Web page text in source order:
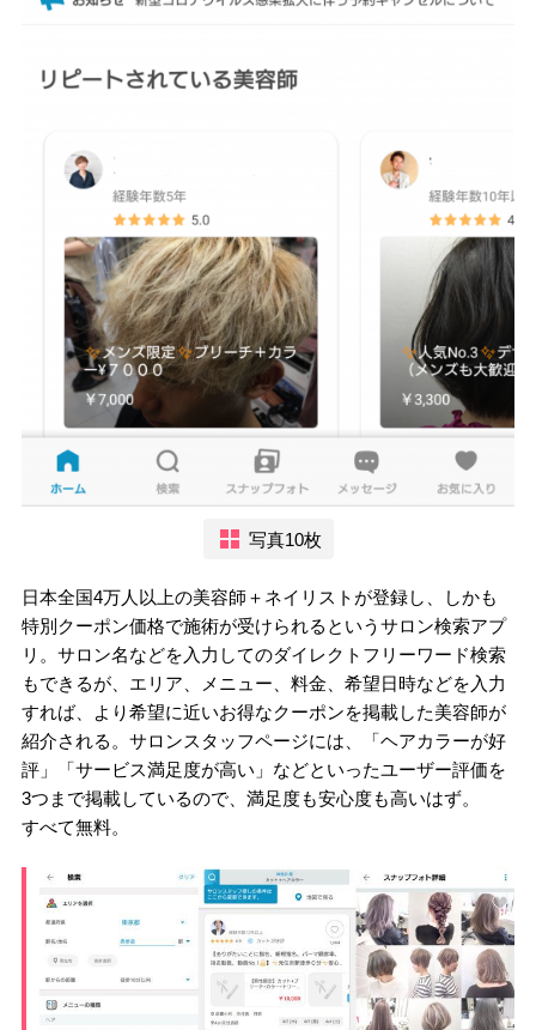
写真10枚
日本全国4万人以上の美容師＋ネイリストが登録し、しかも
特別クーポン価格で施術が受けられるというサロン検索アプ
リ。サロン名などを入力してのダイレクトフリーワード検索
もできるが、エリア、メニュー、料金、希望日時などを入力
すれば、より希望に近いお得なクーポンを掲載した美容師が
紹介される。サロンスタッフページには、「ヘアカラーが好
評」「サービス満足度が高い」などといったユーザー評価を
3つまで掲載しているので、満足度も安心度も高いはず。
すべて無料。